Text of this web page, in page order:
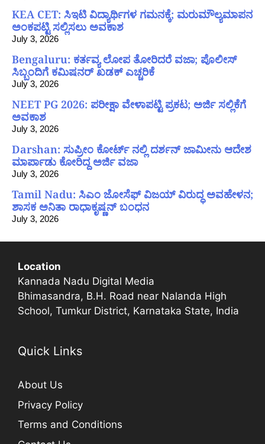
KEA CET: ಸಿಇಟಿ ವಿದ್ಯಾರ್ಥಿಗಳ ಗಮನಕ್ಕೆ; ಮರುಮೌಲ್ಯಮಾಪನ
ಅಂಕಪಟ್ಟಿ ಸಲ್ಲಿಸಲು ಅವಕಾಶ
July 3, 2026
Bengaluru: ಕರ್ತವ್ಯ ಲೋಪ ತೋರಿದರೆ ವಜಾ; ಪೊಲೀಸ್
ಸಿಬ್ಬಂದಿಗೆ ಕಮಿಷನರ್ ಖಡಕ್ ಎಚ್ಚರಿಕೆ
July 3, 2026
NEET PG 2026: ಪರೀಕ್ಷಾ ವೇಳಾಪಟ್ಟಿ ಪ್ರಕಟ; ಅರ್ಜಿ ಸಲ್ಲಿಕೆಗೆ
ಅವಕಾಶ
July 3, 2026
Darshan: ಸುಪ್ರೀಂ ಕೋರ್ಟ್ ನಲ್ಲಿ ದರ್ಶನ್ ಜಾಮೀನು ಆದೇಶ
ಮಾರ್ಪಾಡು ಕೋರಿದ್ದ ಅರ್ಜಿ ವಜಾ
July 3, 2026
Tamil Nadu: ಸಿಎಂ ಜೋಸೆಫ್ ವಿಜಯ್ ವಿರುದ್ಧ ಅವಹೇಳನ;
ಶಾಸಕ ಅನಿತಾ ರಾಧಾಕೃಷ್ಣನ್ ಬಂಧನ
July 3, 2026
Location
Kannada Nadu Digital Media
Bhimasandra, B.H. Road near Nalanda High
School, Tumkur District, Karnataka State, India
Quick Links
About Us
Privacy Policy
Terms and Conditions